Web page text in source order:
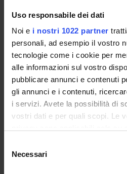
Uso responsabile dei dati
Noi e i nostri 1022 partner
personali, ad esempio il vostro
tecnologie come i cookie per
alle informazioni sul vostro
pubblicare annunci e contenuti
gli annunci e i contenuti,
i servizi. Avete la possibilità di
vostri dati e per quali scopi. Le
modificare o revocare il proprio
momento dalla Dichiarazione
delNecessari
Overview
Enrolment Policy
Courses
Academic Calendar
Degree Programme
Exam calendar
Notices
Faculty staff